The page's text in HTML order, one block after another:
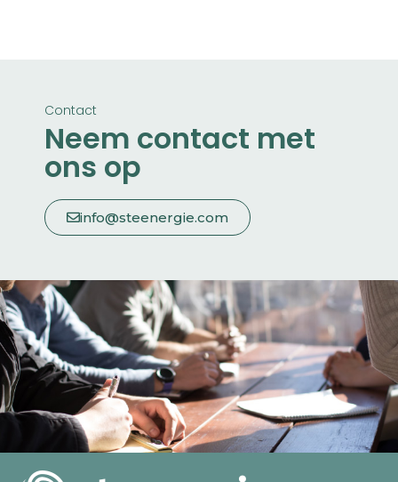
Contact
Neem contact met
ons op
info@steenergie.com